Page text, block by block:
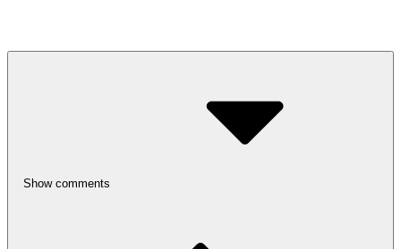
Show comments